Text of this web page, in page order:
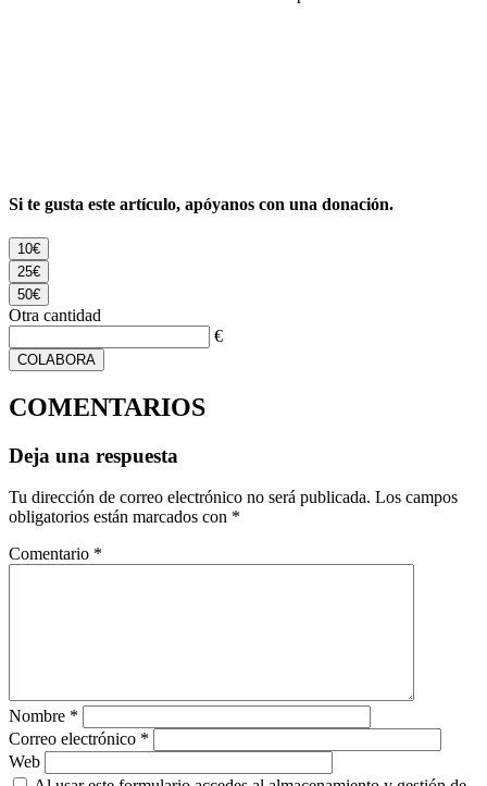
Si te gusta este artículo, apóyanos con una donación.
10€
25€
50€
Otra cantidad
€
COLABORA
COMENTARIOS
Deja una respuesta
Tu dirección de correo electrónico no será publicada. Los campos
obligatorios están marcados con *
Comentario *
Nombre *
Correo electrónico *
Web